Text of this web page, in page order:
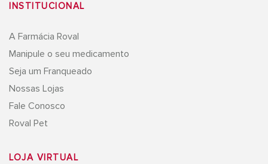
INSTITUCIONAL
A Farmácia Roval
Manipule o seu medicamento
Seja um Franqueado
Nossas Lojas
Fale Conosco
Roval Pet
LOJA VIRTUAL